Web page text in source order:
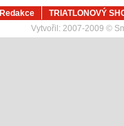
Redakce
TRIATLONOVÝ
Vytvořil: 2007-2009 ©